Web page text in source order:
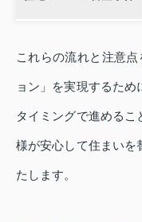
これらの流れと注意
ョン」を実現するた
タイミングで進める
様が安心して住まいを
たします。